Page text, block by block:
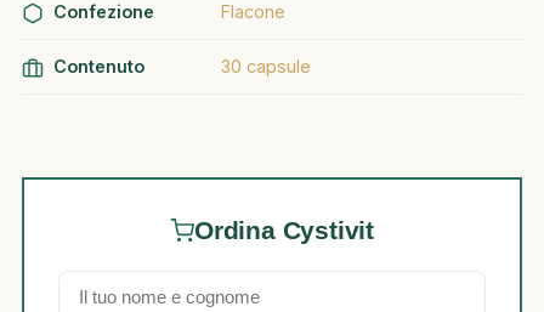
Confezione Flacone
Contenuto 30 capsule
Ordina Cystivit